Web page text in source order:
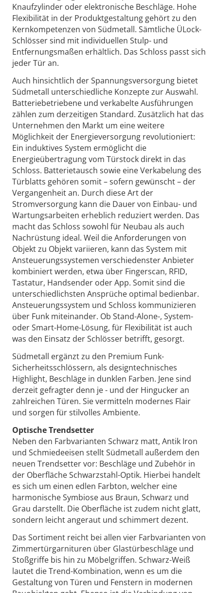
Knaufzylinder oder elektronische Beschläge. Hohe
Flexibilität in der Produktgestaltung gehört zu den
Kernkompetenzen von Südmetall. Sämtliche ÜLock-
Schlösser sind mit individuellen Stulp- und
Entfernungsmaßen erhältlich. Das Schloss passt sich
jeder Tür an.
Auch hinsichtlich der Spannungsversorgung bietet
Südmetall unterschiedliche Konzepte zur Auswahl.
Batteriebetriebene und verkabelte Ausführungen
zählen zum derzeitigen Standard. Zusätzlich hat das
Unternehmen den Markt um eine weitere
Möglichkeit der Energieversorgung revolutioniert:
Ein induktives System ermöglicht die
Energieübertragung vom Türstock direkt in das
Schloss. Batterietausch sowie eine Verkabelung des
Türblatts gehören somit – sofern gewünscht – der
Vergangenheit an. Durch diese Art der
Stromversorgung kann die Dauer von Einbau- und
Wartungsarbeiten erheblich reduziert werden. Das
macht das Schloss sowohl für Neubau als auch
Nachrüstung ideal. Weil die Anforderungen von
Objekt zu Objekt variieren, kann das System mit
Ansteuerungssystemen verschiedenster Anbieter
kombiniert werden, etwa über Fingerscan, RFID,
Tastatur, Handsender oder App. Somit sind die
unterschiedlichsten Ansprüche optimal bedienbar.
Ansteuerungssystem und Schloss kommunizieren
über Funk miteinander. Ob Stand-Alone-, System-
oder Smart-Home-Lösung, für Flexibilität ist auch
was den Einsatz der Schlösser betrifft, gesorgt.
Südmetall ergänzt zu den Premium Funk-
Sicherheitsschlössern, als designtechnisches
Highlight, Beschläge in dunklen Farben. Jene sind
derzeit gefragter denn je - und der Hingucker an
zahlreichen Türen. Sie vermitteln modernes Flair
und sorgen für stilvolles Ambiente.
Optische Trendsetter
Neben den Farbvarianten Schwarz matt, Antik Iron
und Schmiedeeisen stellt Südmetall außerdem den
neuen Trendsetter vor: Beschläge und Zubehör in
der Oberfläche Schwarzstahl-Optik. Hierbei handelt
es sich um einen edlen Farbton, welcher eine
harmonische Symbiose aus Braun, Schwarz und
Grau darstellt. Die Oberfläche ist zudem nicht glatt,
sondern leicht angeraut und schimmert dezent.
Das Sortiment reicht bei allen vier Farbvarianten von
Zimmertürgarnituren über Glastürbeschläge und
Stoßgriffe bis hin zu Möbelgriffen. Schwarz-Weiß
lautet die Trend-Kombination, wenn es um die
Gestaltung von Türen und Fenstern in modernen